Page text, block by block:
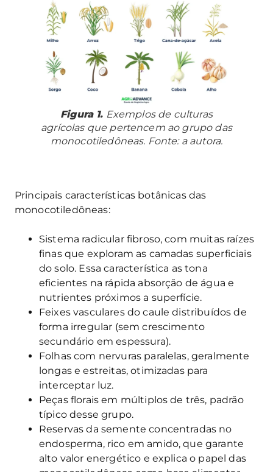
Figura 1. Exemplos de culturas
agrícolas que pertencem ao grupo das
monocotiledôneas. Fonte: a autora.
Principais características botânicas das
monocotiledôneas:
Sistema radicular fibroso, com muitas raízes
finas que exploram as camadas superficiais
do solo. Essa característica as tona
eficientes na rápida absorção de água e
nutrientes próximos a superfície.
Feixes vasculares do caule distribuídos de
forma irregular (sem crescimento
secundário em espessura).
Folhas com nervuras paralelas, geralmente
longas e estreitas, otimizadas para
interceptar luz.
Peças florais em múltiplos de três, padrão
típico desse grupo.
Reservas da semente concentradas no
endosperma, rico em amido, que garante
alto valor energético e explica o papel das